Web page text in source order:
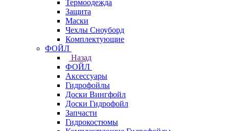
Термоодежда
Защита
Маски
Чехлы Сноуборд
Комплектующие
ФОЙЛ
Назад
ФОЙЛ
Аксессуары
Гидрофойлы
Доски Вингфойл
Доски Гидрофойл
Запчасти
Гидрокостюмы